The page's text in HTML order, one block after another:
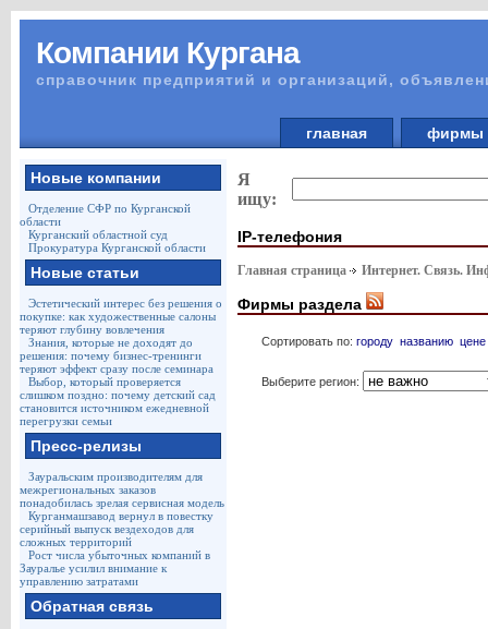
Компании Кургана
справочник предприятий и организаций,
главная
Новые компании
Отделение СФР по Курганской
области
Курганский областной суд
Прокуратура Курганской области
Новые статьи
Эстетический интерес без решения о
покупке: как художественные салоны
теряют глубину вовлечения
Знания, которые не доходят до
решения: почему бизнес-тренинги
теряют эффект сразу после семинара
Выбор, который проверяется
слишком поздно: почему детский сад
становится источником ежедневной
перегрузки семьи
Пресс-релизы
Зауральским производителям для
межрегиональных заказов
понадобилась зрелая сервисная модель
Курганмашзавод вернул в повестку
серийный выпуск вездеходов для
сложных территорий
Рост числа убыточных компаний в
Зауралье усилил внимание к
управлению затратами
Обратная связь
Я
ищу:
IP-телефония
Главная страница Интернет. Связь.
Фирмы раздела
Сортировать по: городу названию цене
Выберите регион: